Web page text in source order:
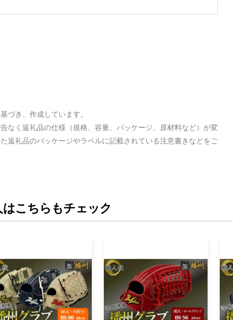
づき、作成しています。
なく返礼品の仕様（規格、容量、パッケージ、原材料など）が変
返礼品のパッケージやラベルに記載されている注意書きなどをご
こちらもチェック